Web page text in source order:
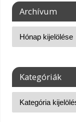
Archívum
Kategóriák